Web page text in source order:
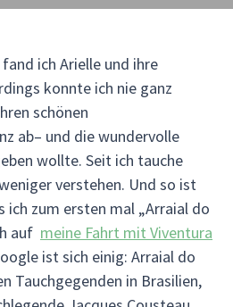
ich Arielle und ihre
konnte ich nie ganz
schönen
ab– und die wundervolle
wollte. Seit ich tauche
verstehen. Und so ist
ich zum ersten mal „Arraial do
auf meine Fahrt mit Viventura
ist sich einig: Arraial do
Tauchgegenden in Brasilien,